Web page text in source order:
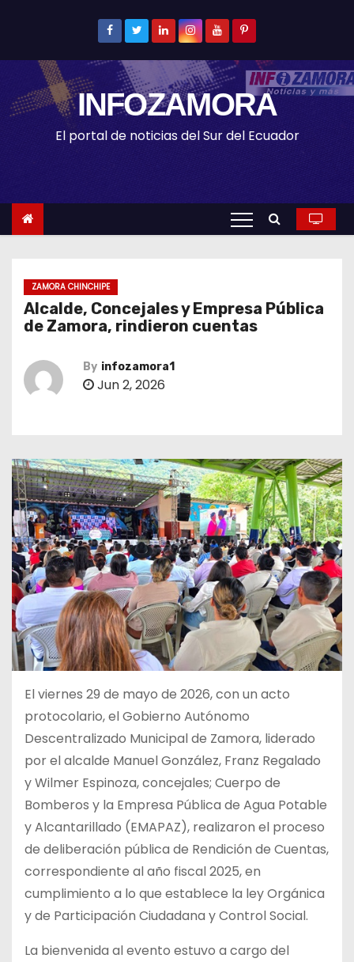
t
e
INFOZAMORA
El portal de noticias del Sur del Ecuador
ZAMORA CHINCHIPE
Alcalde, Concejales y Empresa Pública
de Zamora, rindieron cuentas
By infozamora1
Jun 2, 2026
El viernes 29 de mayo de 2026, con un acto
protocolario, el Gobierno Autónomo
Descentralizado Municipal de Zamora, liderado
por el alcalde Manuel González, Franz Regalado
y Wilmer Espinoza, concejales; Cuerpo de
Bomberos y la Empresa Pública de Agua Potable
y Alcantarillado (EMAPAZ), realizaron el proceso
de deliberación pública de Rendición de Cuentas,
correspondiente al año fiscal 2025, en
cumplimiento a lo que establece la ley Orgánica
y de Participación Ciudadana y Control Social.
La bienvenida al evento estuvo a cargo del